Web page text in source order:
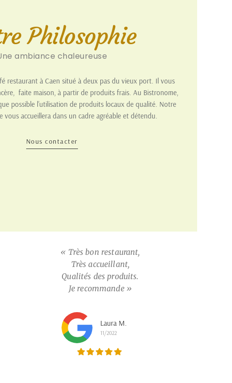
Philosophie
ambiance chaleureuse
restaurant à Caen situé à deux pas du vieux port. Il vous
faite maison, à partir de produits frais. Au Bistronome,
possible l’utilisation de produits locaux de qualité. Notre
vous accueillera dans un cadre agréable et détendu.
Nous contacter
« Très bon restaurant,
Très accueillant,
Qualités des produits.
Je recommande »
Laura M.
11/2022